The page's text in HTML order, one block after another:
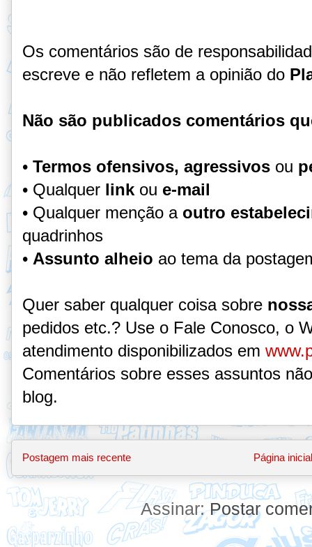
Os comentários são de
escreve e não refletem a opinião do
Não são publicados comentários
• Termos ofensivos, agressivos ou
• Qualquer link ou e-mail
• Qualquer menção a outro
quadrinhos
• Assunto alheio ao tema da
Quer saber qualquer coisa sobre
pedidos etc.? Use o Fale Conosco, o
atendimento disponibilizados em
Comentários sobre esses assuntos
blog.
Postagem mais recente Página inicial
Assinar:Postar